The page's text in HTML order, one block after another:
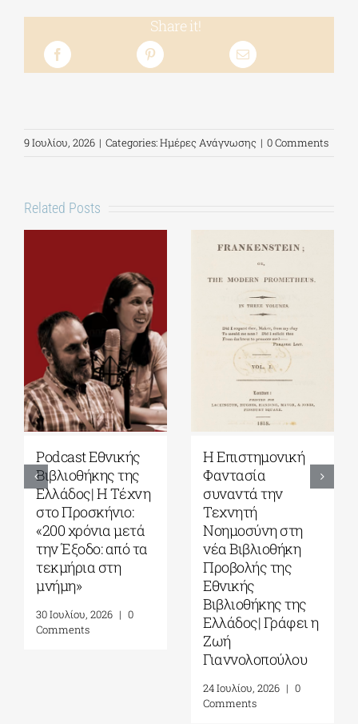
Share it!
9 Ιουλίου, 2026 | Categories:Ημέρες Ανάγνωσης | 0 Comments
Related Posts
Εκδόσεις Πατάκη|
Γιάνης
Βαρουφάκης: Την
ψυχή ψηλά: Πέντε
γυναίκες που μου
δίδαξαν την
αντίσταση στον
φασισμό, στον
στον σοβινιστή
μέσα μου
Υπόγειες
Διαδρομές: Από το
Έπος του
Γκιλγκαμές στην
Οδύσσεια| Γράφει
ο Πάνος Λιάκος
31 Ιουλίου, 2026 |
Comments